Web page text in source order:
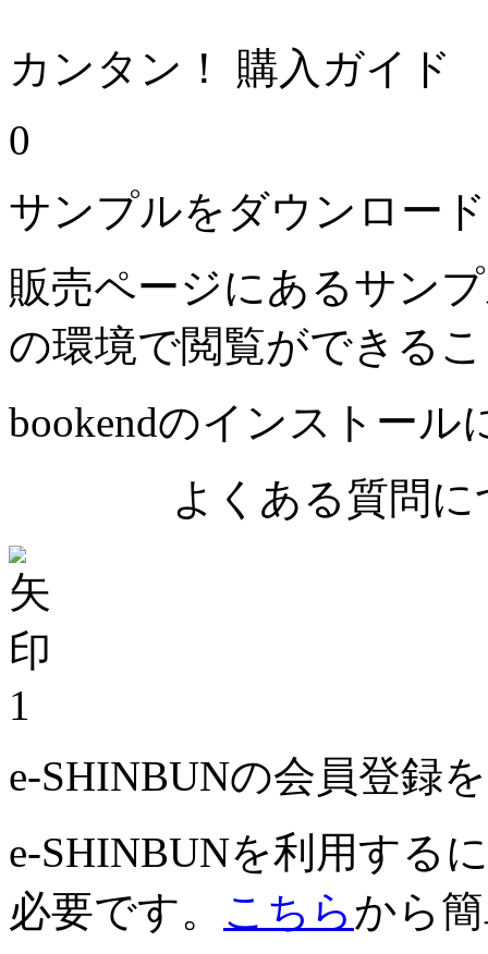
カンタン！ 購入ガイド
0
サンプルをダウンロー
販売ページにあるサン
の環境で閲覧ができる
bookendのインストール
よくある質問に
1
e-SHINBUNの会員登録
e-SHINBUNを利用する
必要です。 こちらから